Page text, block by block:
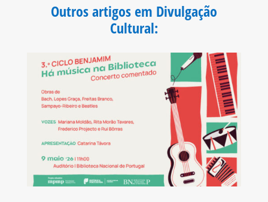
o
r
p
Outros artigos em Divulgação
Cultural: